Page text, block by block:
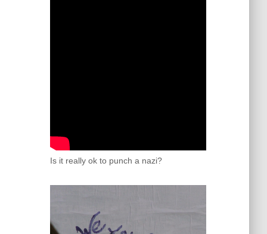
Is it really ok to punch a nazi?